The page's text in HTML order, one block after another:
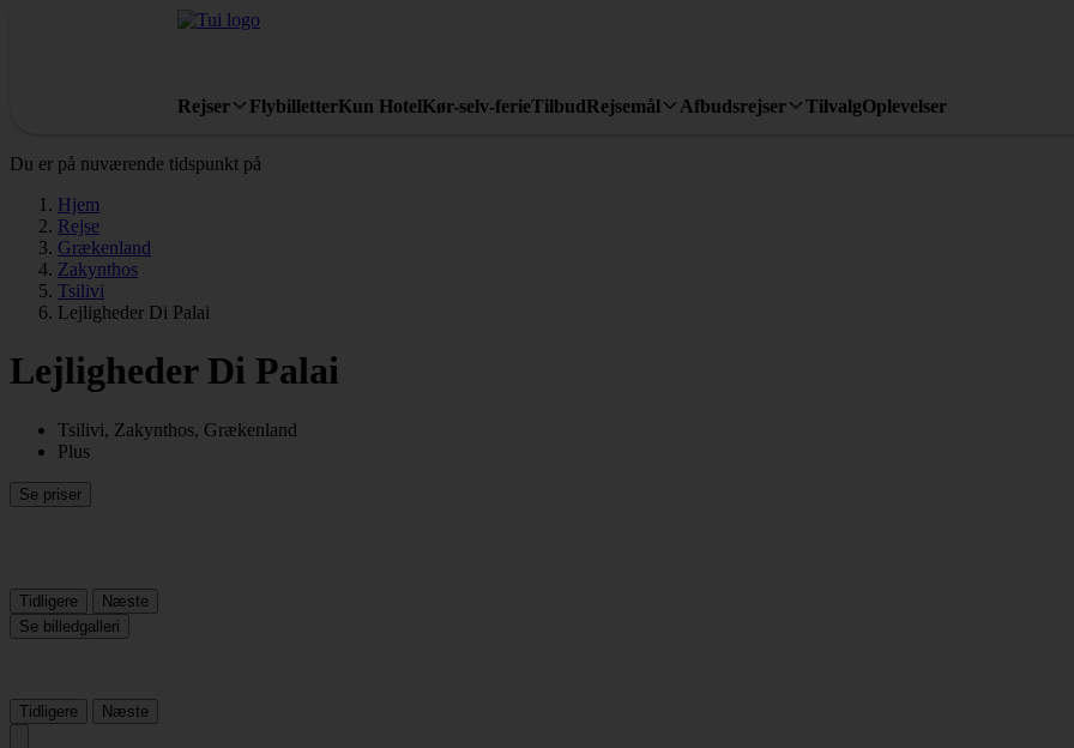
Rejser FlybilletterKun HotelKør-selv-ferieTilbudRejsemål Afbudsrejser TilvalgOplevelser
Du er på nuværende tidspunkt på
Hjem
Rejse
Grækenland
Zakynthos
Tsilivi
Lejligheder Di Palai
Lejligheder Di Palai
Tsilivi, Zakynthos, Grækenland
Plus
Se priser
Tidligere
Næste
Se billedgalleri
Tidligere Næste